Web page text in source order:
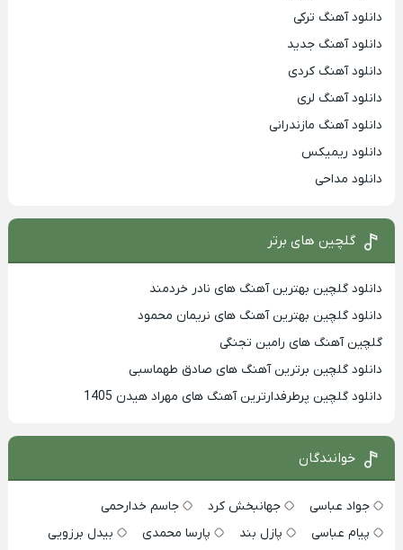
دانلود آهنگ ترکی
دانلود آهنگ جدید
دانلود آهنگ کردی
دانلود آهنگ لری
دانلود آهنگ مازندرانی
دانلود ریمیکس
دانلود مداحی
گلچین های برتر
دانلود گلچین بهترین آهنگ های نادر خردمند
دانلود گلچین بهترین آهنگ های نریمان محمود
گلچین آهنگ های رامین تجنگی
دانلود گلچین برترین آهنگ های صادق طهماسبی
دانلود گلچین پرطرفدارترین آهنگ های مهراد هیدن 1405
خوانندگان
جواد عباسی جهانبخش کرد
جاسم خدارحمی
پیام عباسی
پازل بند پارسا محمدی
بیدل برزویی